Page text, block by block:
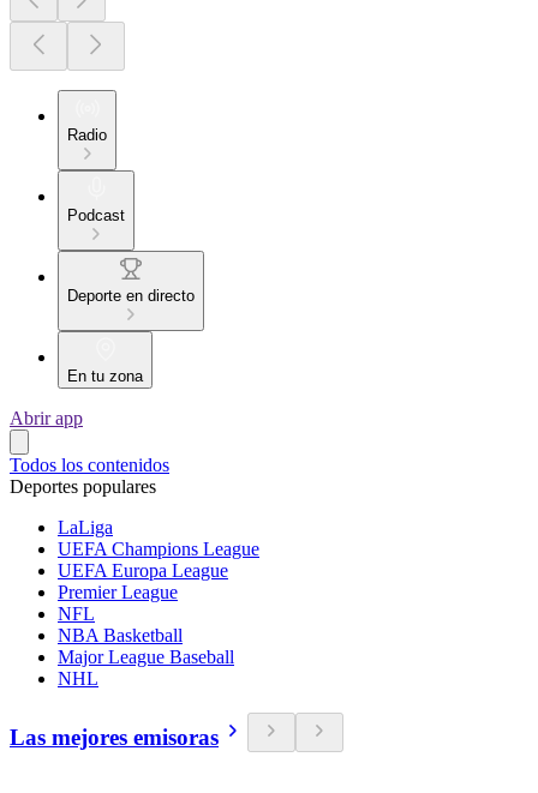
Radio
Podcast
Deporte en directo
En tu zona
Abrir app
Todos los contenidos
Deportes populares
LaLiga
UEFA Champions League
UEFA Europa League
Premier League
NFL
NBA Basketball
Major League Baseball
NHL
Las mejores emisoras